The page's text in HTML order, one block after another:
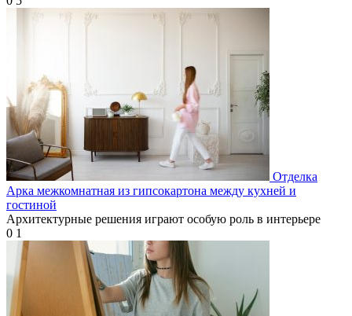
Отделка
Арка межкомнатная из гипсокартона между кухней и
гостиной
Архитектурные решения играют особую роль в интерьере
0 1